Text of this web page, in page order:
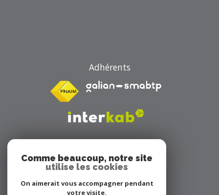
Adhérents
Avis clients
Comme beaucoup, notre site
utilise les cookies
On aimerait vous accompagner pendant
votre visite.